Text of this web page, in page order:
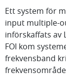
Ett system för
input multiple-
införskaffats av
FOI kom
frekvensband